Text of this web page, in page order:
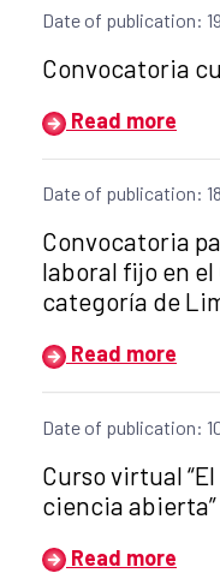
Date of publication:
Title of the
Convocatoria
Read more
Date of publication:
Title of the
Convocatoria
laboral fijo en el
categoría de
Read more
Date of publication:
Title of the
Curso virtual
ciencia abierta”
Read more